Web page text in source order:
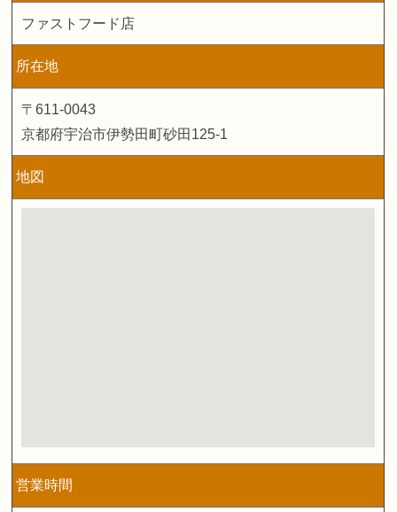
ファストフード店
所在地
〒611-0043
京都府宇治市伊勢田町砂田125-1
地図
営業時間